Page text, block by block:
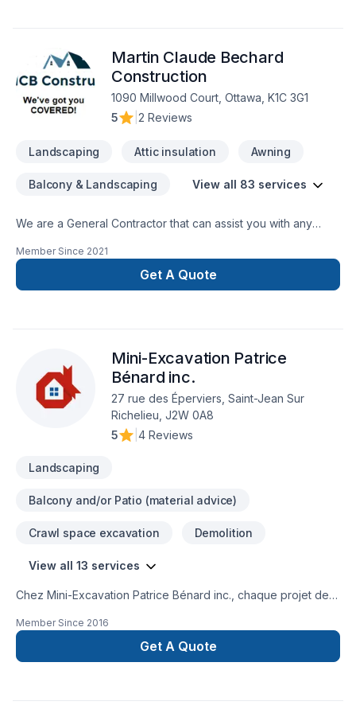
Tourbe, Transport, prêt à concrétiser vos projets les plus
ambitieux. Nous privilégions la transparence, l'écoute et
l'efficacité pour bâtir des relations de confiance avec nos
clients. Parlons de votre projet aujourd'hui et voyons
comment nous pouvons vous aider.
Martin Claude Bechard
Construction
1090 Millwood Court, Ottawa, K1C 3G1
5
2 Reviews
Landscaping Attic insulation Awning
Balcony & Landscaping View all 83 services
We are a General Contractor that can assist you with any
Member Since 2021
Get A Quote
Mini-Excavation Patrice
Bénard inc.
27 rue des Éperviers, Saint-Jean Sur
Richelieu, J2W 0A8
5
4 Reviews
Landscaping
Balcony and/or Patio (material advice)
Crawl space excavation Demolition
View all 13 services
Chez Mini-Excavation Patrice Bénard inc., chaque projet de
Muret, Pavage, Pavé uni, Paysagement, Tourbe, Transport
est l'occasion de démontrer notre engagement envers la
qualité et la satisfaction client à Eastern
Member Since 2016
Get A Quote